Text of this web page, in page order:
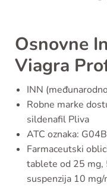
Osnovne
Viagra
INN
Robne marke
sildenafil Pliva
ATC oznaka:
Farmaceutski
tablete od 25 mg,
suspenzija 10